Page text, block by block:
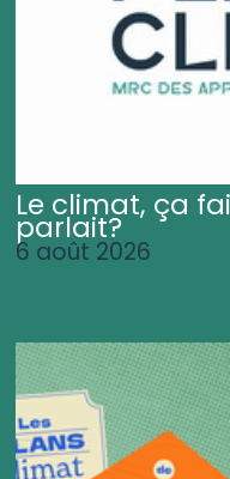
Le climat, ça
parlait?
6 août 2026